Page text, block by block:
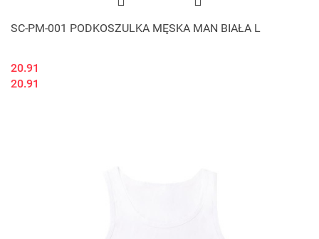
SC-PM-001 PODKOSZULKA MĘSKA MAN BIAŁA L
20.91
20.91